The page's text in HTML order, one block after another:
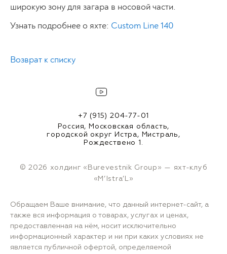
широкую зону для загара в носовой части.
Узнать подробнее о яхте: Custom Line 140
Возврат к списку
+7 (915) 204-77-01
Россия, Московская область,
городской округ Истра, Мистраль,
Рождествено 1.
© 2026 холдинг «Burevestnik Group» — яхт-клуб
«M’Istra’L»
Обращаем Ваше внимание, что данный интернет-сайт, а
также вся информация о товарах, услугах и ценах,
предоставленная на нём, носит исключительно
информационный характер и ни при каких условиях не
является публичной офертой, определяемой